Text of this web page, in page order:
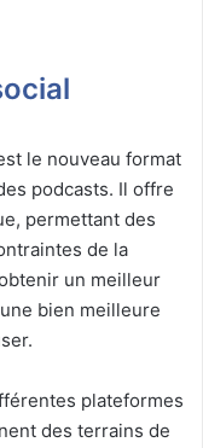
le nouveau format
podcasts. Il offre
permettant des
de la
un meilleur
bien meilleure
plateformes
des terrains de